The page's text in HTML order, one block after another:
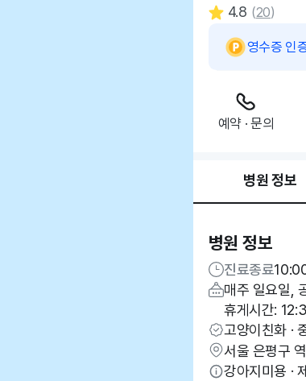
4.8 (20)
영수증 인
예약 · 문의
병원 정보
병원 정보
진료종료
매주 일요일,
휴게시간:
고양이친화 ·
서울 은평구
강아지미용 ·